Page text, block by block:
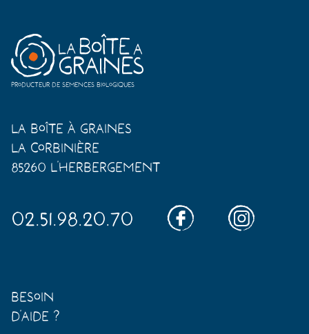
Producteur de semences biologiques
La Boîte à Graines
La Corbinière
85260 L'Herbergement
02.51.98.20.70
Besoin
d'aide ?